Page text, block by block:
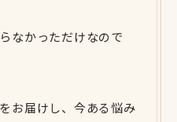
なかっただけなので
お届けし、今ある悩み